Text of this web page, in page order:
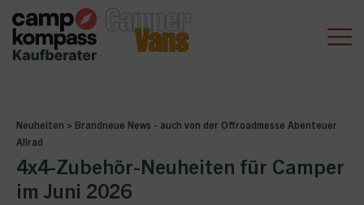
Neuheiten > Brandneue News - auch von der Offroadmesse Abenteuer
Allrad
4x4-Zubehör-Neuheiten für Camper
im Juni 2026